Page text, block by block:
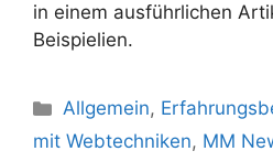
in einem ausführlichen
Beispielien.
Kategorien
Allgemein,
mit Webtechniken, MM